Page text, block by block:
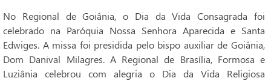
No Regional de Goiânia, o Dia da Vida Consagrada foi
celebrado na Paróquia Nossa Senhora Aparecida e Santa
Edwiges. A missa foi presidida pelo bispo auxiliar de Goiânia,
Dom Danival Milagres. A Regional de Brasília, Formosa e
Luziânia celebrou com alegria o Dia da Vida Religiosa